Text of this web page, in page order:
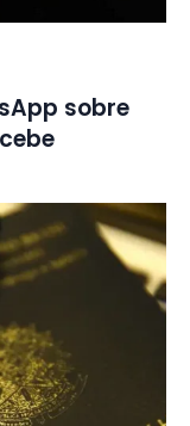
sobre